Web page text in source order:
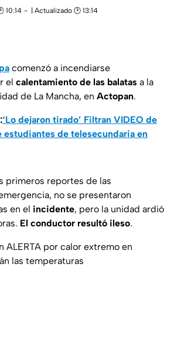
10:14
| Actualizado 🕑 13:14
comenzó a incendiarse
el calentamiento de las balatas a la
de La Mancha, en Actopan.
‘Lo dejaron tirado’ Filtran VIDEO de
estudiantes de telesecundaria en
primeros reportes de las
no se presentaron
en el incidente, pero la unidad ardió
El conductor resultó ileso.
ALERTA por calor extremo en
las temperaturas